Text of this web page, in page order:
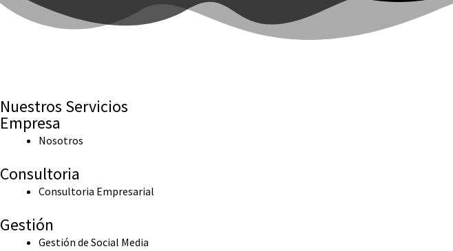
Nuestros Servicios
Empresa
Nosotros
Consultoria
Consultoria Empresarial
Gestión
Gestión de Social Media